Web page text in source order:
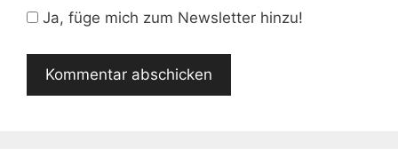
Adresse
Ja, füge mich zum Newsletter hinzu!